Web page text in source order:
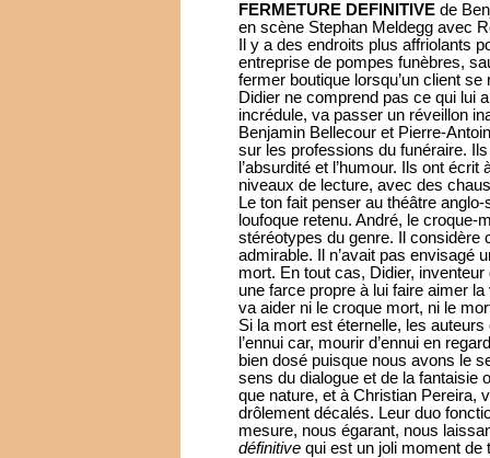
FERMETURE DEFINITIVE de
en scène Stephan Meldegg avec
Il y a des endroits plus affriolants
entreprise de pompes funèbres,
fermer boutique lorsqu’un client
Didier ne comprend pas ce qui lui
incrédule, va passer un réveillon
Benjamin Bellecour et Pierre-
sur les professions du funéraire.
l’absurdité et l’humour. Ils ont
niveaux de lecture, avec des
Le ton fait penser au théâtre
loufoque retenu. André, le
stéréotypes du genre. Il considère
admirable. Il n’avait pas envisagé
mort. En tout cas, Didier,
une farce propre à lui faire aimer
va aider ni le croque mort, ni le
Si la mort est éternelle, les
l’ennui car, mourir d’ennui en
bien dosé puisque nous avons le
sens du dialogue et de la fantaisie
que nature, et à Christian Pereira,
drôlement décalés. Leur duo
mesure, nous égarant, nous
définitive qui est un joli moment de